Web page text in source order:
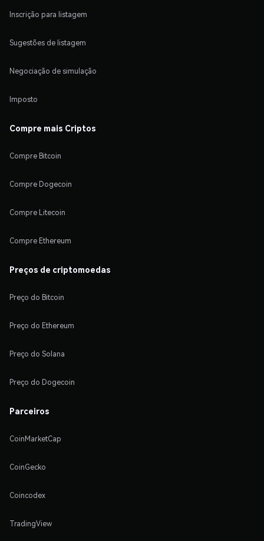
Inscrição para listagem
Sugestões de listagem
Negociação de simulação
Imposto
Compre mais Criptos
Compre Bitcoin
Compre Dogecoin
Compre Litecoin
Compre Ethereum
Preços de criptomoedas
Preço do Bitcoin
Preço do Ethereum
Preço do Solana
Preço do Dogecoin
Parceiros
CoinMarketCap
CoinGecko
Coincodex
TradingView